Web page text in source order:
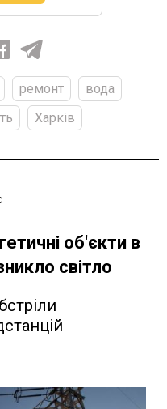
ремонт
вода
Харків
об'єкти в
світло